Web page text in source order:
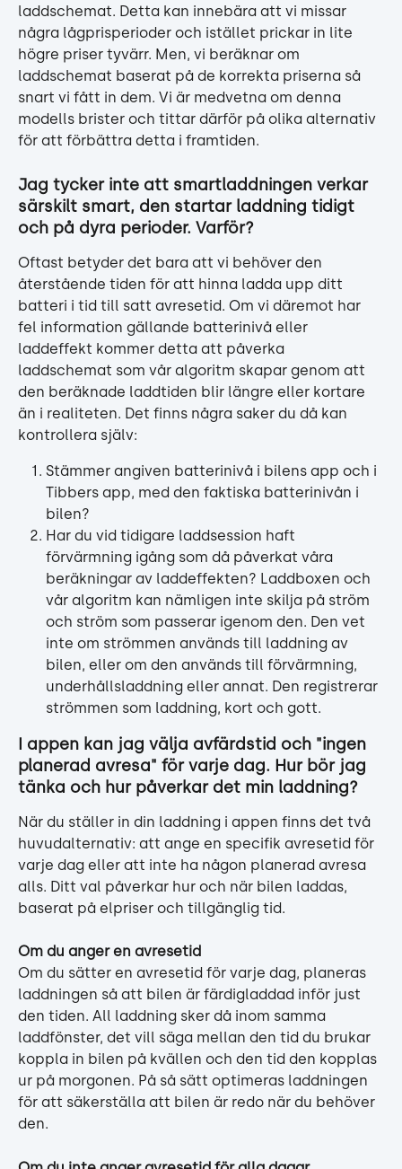
laddschemat. Detta kan innebära att vi missar
några lågprisperioder och istället prickar in lite
högre priser tyvärr. Men, vi beräknar om
laddschemat baserat på de korrekta priserna så
snart vi fått in dem. Vi är medvetna om denna
modells brister och tittar därför på olika alternativ
för att förbättra detta i framtiden.
Jag tycker inte att smartladdningen verkar
särskilt smart, den startar laddning tidigt
och på dyra perioder. Varför?
Oftast betyder det bara att vi behöver den
återstående tiden för att hinna ladda upp ditt
batteri i tid till satt avresetid. Om vi däremot har
fel information gällande batterinivå eller
laddeffekt kommer detta att påverka
laddschemat som vår algoritm skapar genom att
den beräknade laddtiden blir längre eller kortare
än i realiteten. Det finns några saker du då kan
kontrollera själv:
Stämmer angiven batterinivå i bilens app och i
Tibbers app, med den faktiska batterinivån i
bilen?
Har du vid tidigare laddsession haft
förvärmning igång som då påverkat våra
beräkningar av laddeffekten? Laddboxen och
vår algoritm kan nämligen inte skilja på ström
och ström som passerar igenom den. Den vet
inte om strömmen används till laddning av
bilen, eller om den används till förvärmning,
underhållsladdning eller annat. Den registrerar
strömmen som laddning, kort och gott.
I appen kan jag välja avfärdstid och "ingen
planerad avresa" för varje dag. Hur bör jag
tänka och hur påverkar det min laddning?
När du ställer in din laddning i appen finns det två
huvudalternativ: att ange en specifik avresetid för
varje dag eller att inte ha någon planerad avresa
alls. Ditt val påverkar hur och när bilen laddas,
baserat på elpriser och tillgänglig tid.
Om du anger en avresetid
Om du sätter en avresetid för varje dag, planeras
laddningen så att bilen är färdigladdad inför just
den tiden. All laddning sker då inom samma
laddfönster, det vill säga mellan den tid du brukar
koppla in bilen på kvällen och den tid den kopplas
ur på morgonen. På så sätt optimeras laddningen
för att säkerställa att bilen är redo när du behöver
den.